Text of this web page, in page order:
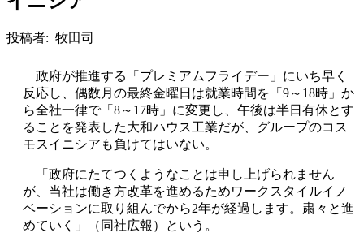
投稿者: 牧田司
政府が推進する「プレミアムフライデー」にいち早く
反応し、偶数月の最終金曜日は就業時間を「9～18時」か
ら全社一律で「8～17時」に変更し、午後は半日有休とす
ることを発表した大和ハウス工業だが、グループのコス
モスイニシアも負けてはいない。
「政府にたてつくようなことは申し上げられません
が、当社は働き方改革を進めるためワークスタイルイノ
ベーションに取り組んでから2年が経過します。粛々と進
めていく」（同社広報）という。